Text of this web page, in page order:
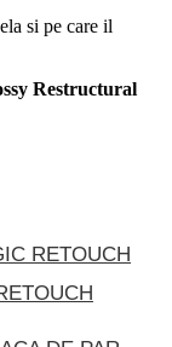
si pe care il
Restructural